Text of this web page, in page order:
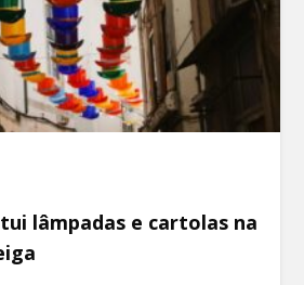
lâmpadas e cartolas na